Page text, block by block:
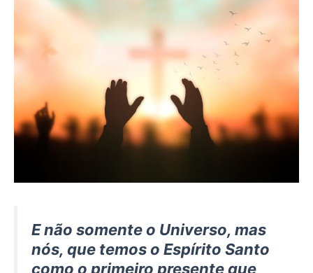
E não somente o Universo, mas
nós, que temos o Espírito Santo
como o primeiro presente que